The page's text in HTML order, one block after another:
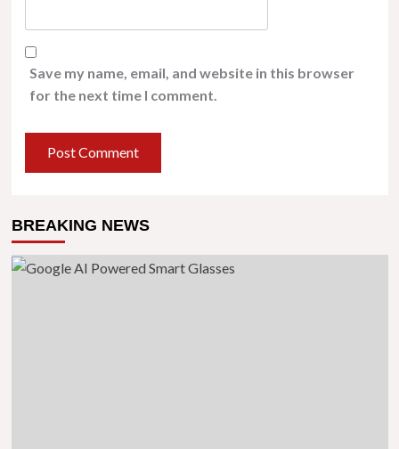
Save my name, email, and website in this browser
for the next time I comment.
BREAKING NEWS